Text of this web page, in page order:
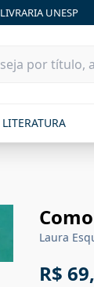
LIVRARIA UNESP
LITERATURA
Laura
R$